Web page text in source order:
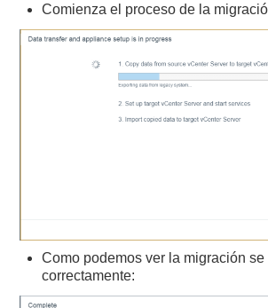
Comienza el proceso de la
Como podemos ver la migración
correctamente: